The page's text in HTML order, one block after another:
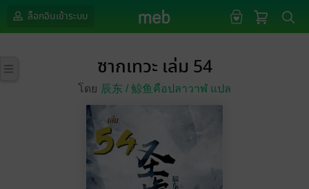
ล็อกอินเข้าระบบ
ซากเทวะ เล่ม 54
โดย 辰东 /鲸鱼คือปลาวาฬ แปล